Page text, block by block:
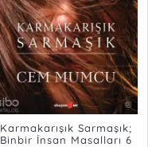
Karmakarışık Sarmaşık;
Binbir İnsan Masalları 6